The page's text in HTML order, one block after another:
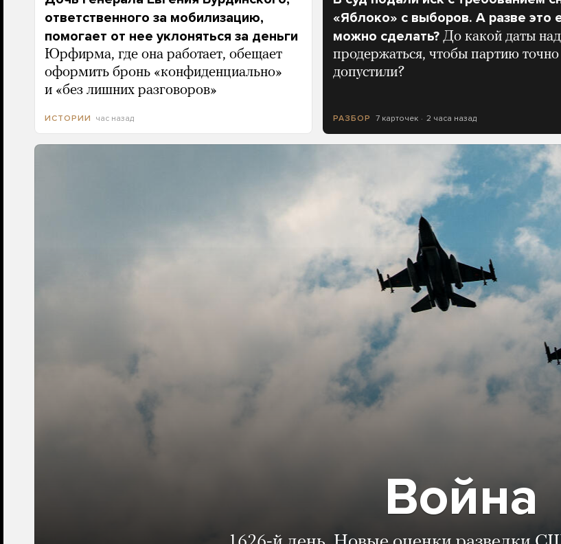
ответственного за мобилизацию,
помогает от нее уклоняться за деньги
Юрфирма, где она работает, обещает
оформить бронь «конфиденциально»
и «без лишних разговоров»
ИСТОРИИ час назад
«Яблоко» с выборов. А разве это
можно сделать? До какой даты
продержаться, чтобы партию точно
допустили?
РАЗБОР 7 карточек 2 часа назад
Война